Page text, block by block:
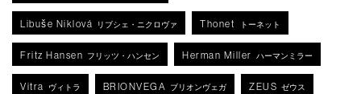
Libuše Niklová リブシェ・ニクロヴァ Thonet トーネット
Fritz Hansen フリッツ・ハンセン Herman Miller ハーマンミラー
Vitra ヴィトラ BRIONVEGA ブリオンヴェガ ZEUS ゼウス